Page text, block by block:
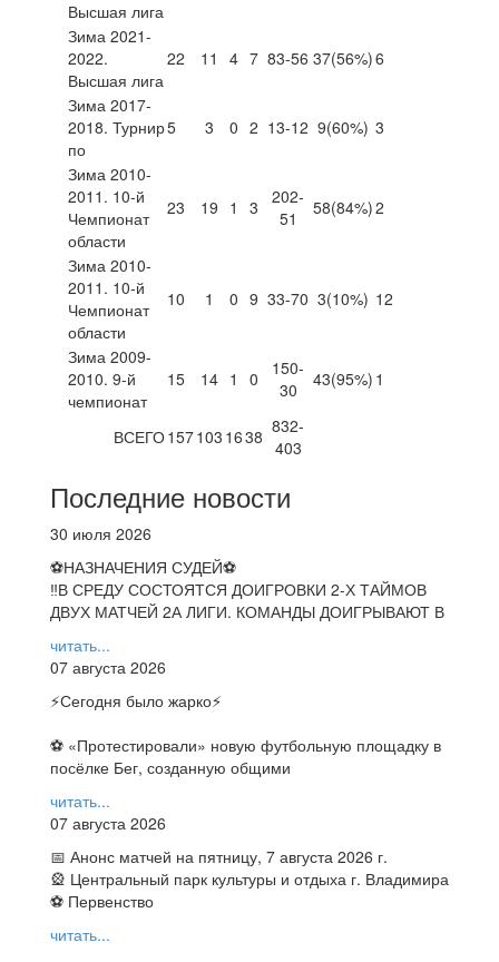
Высшая лига
Зима 2021-
2022.
Высшая лига
22 11 4 7 83-56 37(56%)6
Зима 2017-
2018. Турнир
по
5 3 0 2 13-12 9(60%) 3
Зима 2010-
2011. 10-й
Чемпионат
области
23 19 1 3
202-
51
58(84%)2
Зима 2010-
2011. 10-й
Чемпионат
области
10 1 0 9 33-70 3(10%) 12
Зима 2009-
2010. 9-й
чемпионат
15 14 1 0
150-
30
43(95%) 1
ВСЕГО157103 1638 832-
403
Последние новости
30 июля 2026
⚽НАЗНАЧЕНИЯ СУДЕЙ⚽
‼В СРЕДУ СОСТОЯТСЯ ДОИГРОВКИ 2-Х ТАЙМОВ
ДВУХ МАТЧЕЙ 2А ЛИГИ. КОМАНДЫ ДОИГРЫВАЮТ В
читать...
07 августа 2026
⚡️Сегодня было жарко⚡️
⚽ ️«Протестировали» новую футбольную площадку в
посёлке Бег, созданную общими
читать...
07 августа 2026
📅 Анонс матчей на пятницу, 7 августа 2026 г.
🎡 Центральный парк культуры и отдыха г. Владимира
⚽ Первенство
читать...